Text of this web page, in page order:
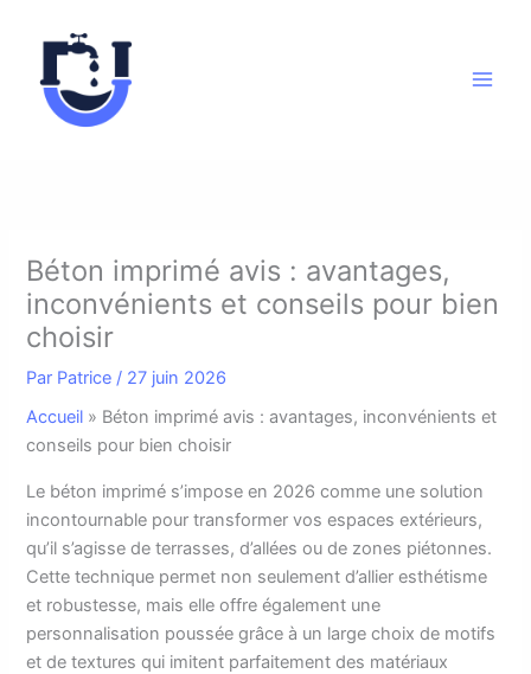
Béton imprimé avis : avantages,
inconvénients et conseils pour bien
choisir
Par Patrice / 27 juin 2026
Accueil » Béton imprimé avis : avantages, inconvénients et
conseils pour bien choisir
Le béton imprimé s’impose en 2026 comme une solution
incontournable pour transformer vos espaces extérieurs,
qu’il s’agisse de terrasses, d’allées ou de zones piétonnes.
Cette technique permet non seulement d’allier esthétisme
et robustesse, mais elle offre également une
personnalisation poussée grâce à un large choix de motifs
et de textures qui imitent parfaitement des matériaux